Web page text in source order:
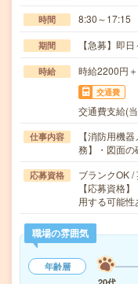
時間 8:30～17:15
期間 【急募】即
時給 時給2200円
交通費
交通費支給(
仕事内容
【消防用機
務】・図面
応募資格
ブランクOK /
【応募資格
用する可能性
職場の雰囲気
年齢層